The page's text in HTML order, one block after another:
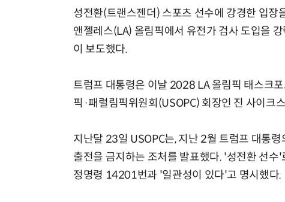
성전환(트랜스젠더) 스포츠 선수에 강경한 입
앤젤레스(LA) 올림픽에서 유전가 검사 도입을
이 보도했다.
트럼프 대통령은 이날 2028 LA 올림픽 태스크
픽·패럴림픽위원회(USOPC) 회장인 진 사이크
지난달 23일 USOPC는, 지난 2월 트럼프 대통
출전을 금지하는 조처를 발표했다. '성전환 선
정명령 14201번과 '일관성이 있다'고 명시했다.